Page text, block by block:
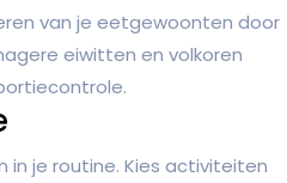
van je eetgewoonten door
eiwitten en volkoren
je routine. Kies activiteiten